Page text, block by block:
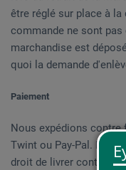
être réglé sur place à
commande ne sont
marchandise est
quoi la demande
Paiement
Nous expédions contre
Twint ou Pay-Pal. Dans
droit de livrer contre